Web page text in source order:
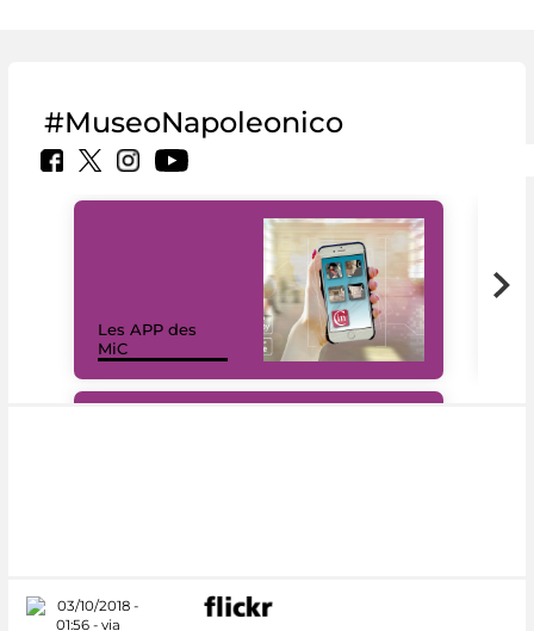
#MuseoNapoleonico
Les APP des
MiC